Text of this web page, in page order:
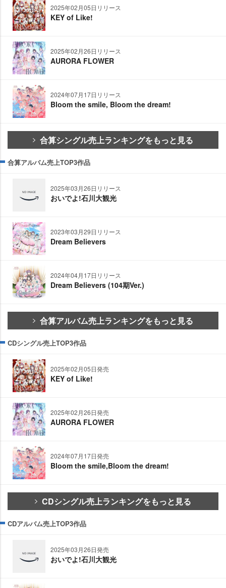
2025年02月05日リリース
KEY of Like!
2025年02月26日リリース
AURORA FLOWER
2024年07月17日リリース
Bloom the smile, Bloom the dream!
合算シングル売上ランキングをもっと見る
合算アルバム売上TOP3作品
2025年03月26日リリース
おいでよ!石川大観光
2023年03月29日リリース
Dream Believers
2024年04月17日リリース
Dream Believers (104期Ver.)
合算アルバム売上ランキングをもっと見る
CDシングル売上TOP3作品
2025年02月05日発売
KEY of Like!
2025年02月26日発売
AURORA FLOWER
2024年07月17日発売
Bloom the smile,Bloom the dream!
CDシングル売上ランキングをもっと見る
CDアルバム売上TOP3作品
2025年03月26日発売
おいでよ!石川大観光